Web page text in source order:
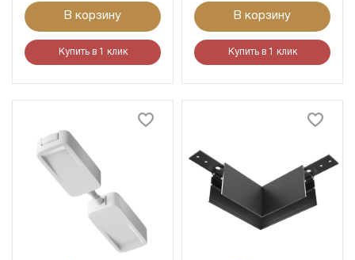
В корзину
Купить в 1 клик
В корзину
Купить в 1 клик